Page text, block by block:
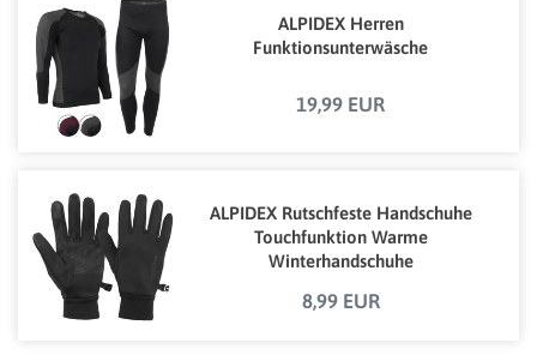
ALPIDEX Herren
Funktionsunterwäsche
19,99 EUR
ALPIDEX Rutschfeste Handschuhe
Touchfunktion Warme
Winterhandschuhe
8,99 EUR